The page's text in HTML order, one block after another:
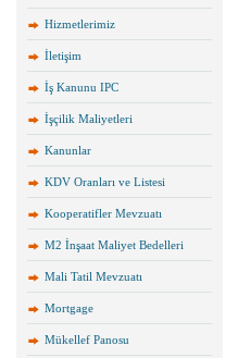
Hizmetlerimiz
İletişim
İş Kanunu IPC
İşçilik Maliyetleri
Kanunlar
KDV Oranları ve Listesi
Kooperatifler Mevzuatı
M2 İnşaat Maliyet Bedelleri
Mali Tatil Mevzuatı
Mortgage
Mükellef Panosu